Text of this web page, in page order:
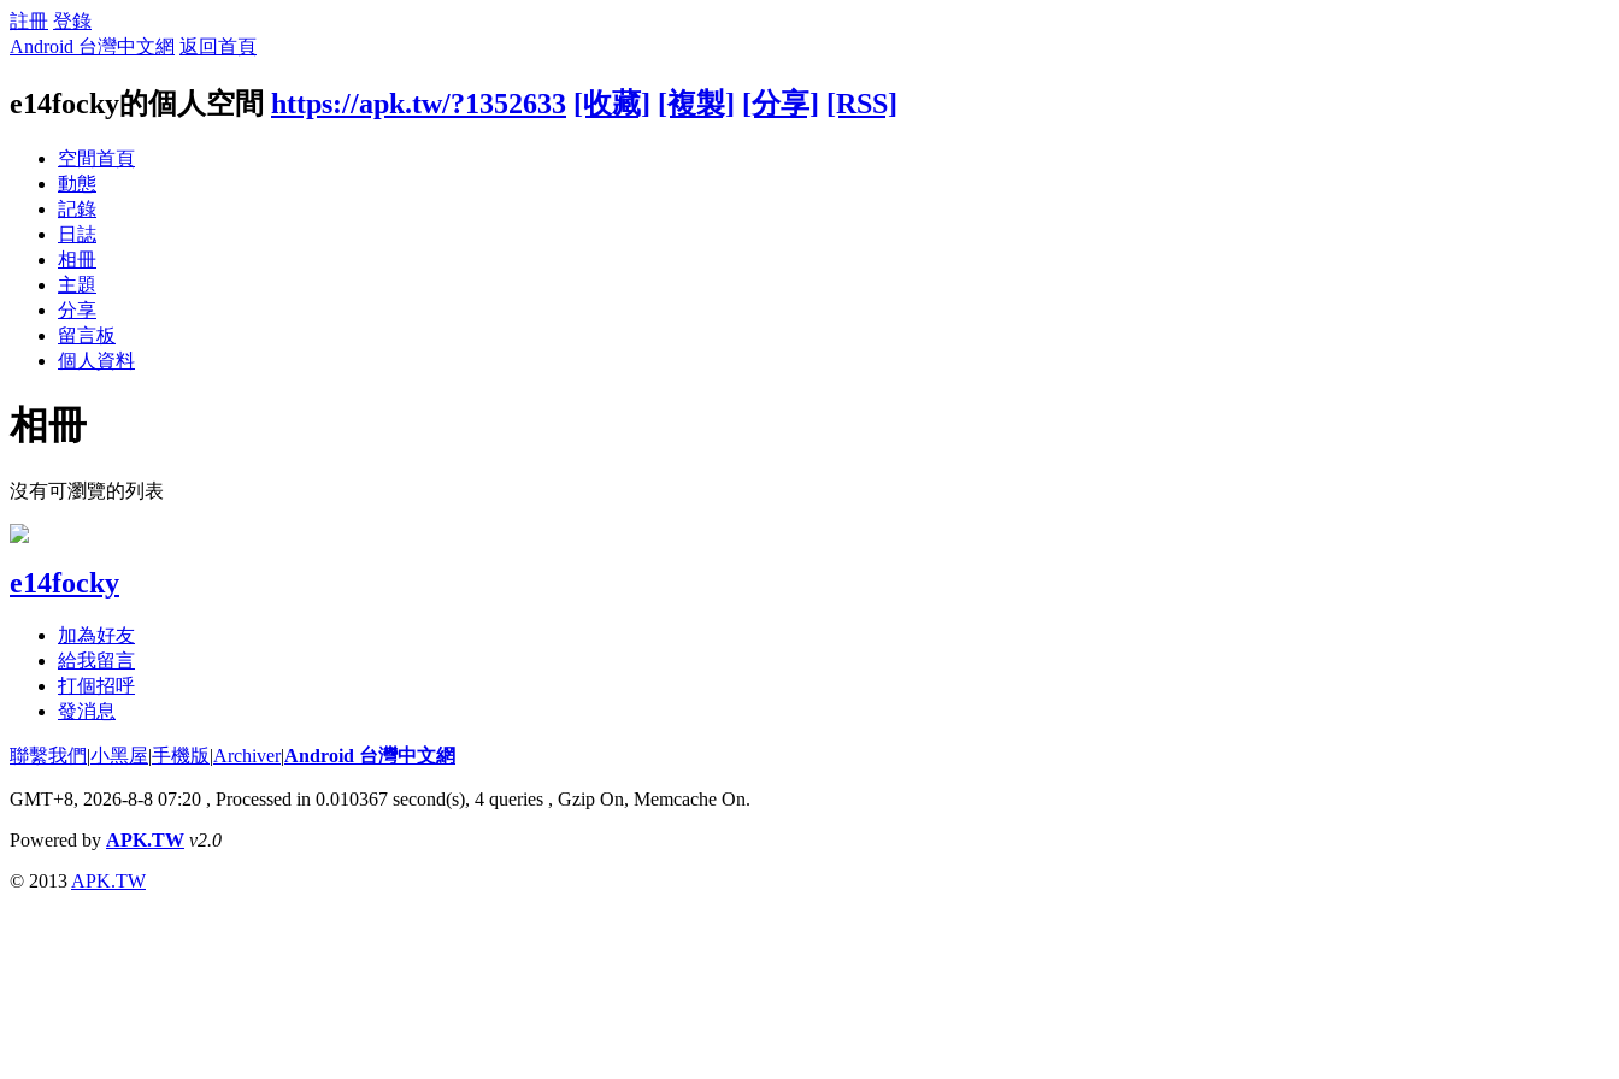
註冊 登錄
Android 台灣中文網 返回首頁
e14focky的個人空間 https://apk.tw/?1352633 [收藏] [複製] [分享] [RSS]
空間首頁
動態
記錄
日誌
相冊
主題
分享
留言板
個人資料
相冊
沒有可瀏覽的列表
e14focky
加為好友
給我留言
打個招呼
發消息
聯繫我們|小黑屋|手機版|Archiver|Android 台灣中文網
GMT+8, 2026-8-8 07:20 , Processed in 0.010367 second(s), 4 queries , Gzip On, Memcache On.
Powered by APK.TW v2.0
© 2013 APK.TW